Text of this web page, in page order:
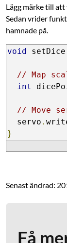
Lägg märke till
Sedan vrider
hamnade på.
void setDice
// Map
int
// Move
  servo
.
}
Senast ändrad:
Få